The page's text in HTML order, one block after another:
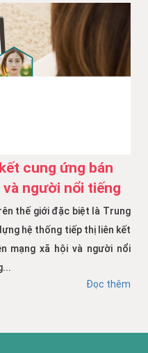
cung ứng bán
người nổi tiếng
thế giới đặc biệt là Trung
hệ thống tiếp thị liên kết
mạng xã hội và người nổi
Đọc thêm